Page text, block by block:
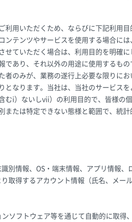
利用いただくため、ならびに下記利用
ンテンツやサービスを使用する場合に
せていただく場合は、利用目的を明確
であり、それ以外の用途に使用するも
のみが、業務の遂行上必要な限りにお
となります。当社は、当社のサービス
むi）ないしvii）の利用目的で、皆様の
または特定できない態様と範囲で、統
別情報、OS・端末情報、アプリ情報
取得するアカウント情報（氏名、メー
ソフトウェア等を通じて自動的に取得